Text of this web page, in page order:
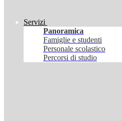
Servizi
Panoramica
Famiglie e studenti
Personale scolastico
Percorsi di studio